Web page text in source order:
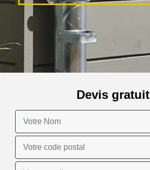
Devis gratuit